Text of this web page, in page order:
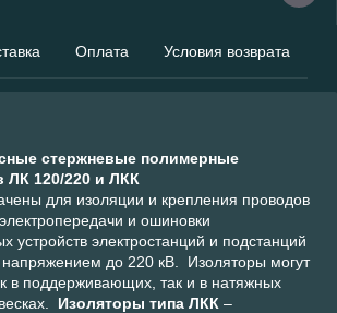
Оплата Условия возврата
стержневые полимерные
ЛК 120/220 и ЛКК
для изоляции и крепления проводов
и ошиновки
устройств электростанций и подстанций
напряжением до 220 кВ. Изоляторы могут
в поддерживающих, так и в натяжных
Изоляторы типа ЛКК –